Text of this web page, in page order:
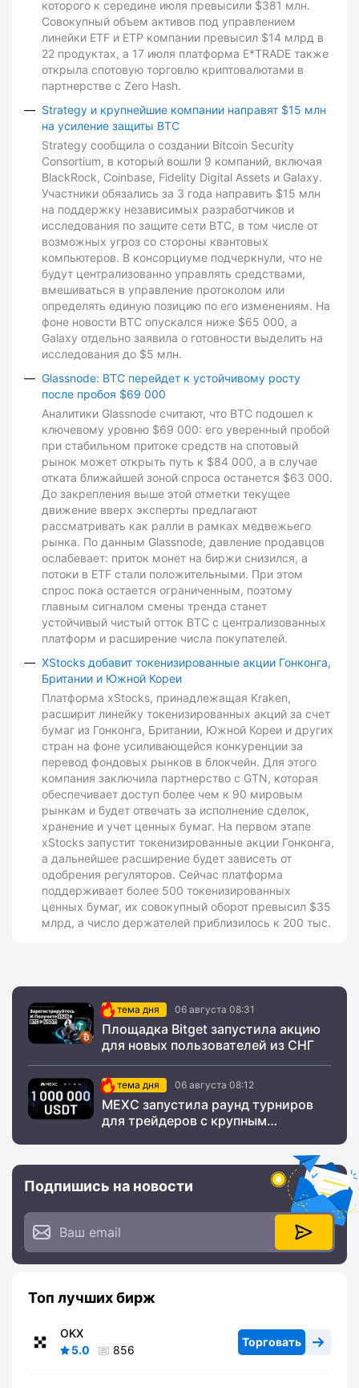
которого к середине июля превысили $381 млн.
Совокупный объем активов под управлением
линейки ETF и ETP компании превысил $14 млрд в
22 продуктах, а 17 июля платформа E*TRADE также
открыла спотовую торговлю криптовалютами в
партнерстве с Zero Hash.
Strategy и крупнейшие компании направят $15 млн
на усиление защиты BTC
Strategy сообщила о создании Bitcoin Security
Consortium, в который вошли 9 компаний, включая
BlackRock, Coinbase, Fidelity Digital Assets и Galaxy.
Участники обязались за 3 года направить $15 млн
на поддержку независимых разработчиков и
исследования по защите сети BTC, в том числе от
возможных угроз со стороны квантовых
компьютеров. В консорциуме подчеркнули, что не
будут централизованно управлять средствами,
вмешиваться в управление протоколом или
определять единую позицию по его изменениям. На
фоне новости BTC опускался ниже $65 000, а
Galaxy отдельно заявила о готовности выделить на
исследования до $5 млн.
Glassnode: BTC перейдет к устойчивому росту
после пробоя $69 000
Аналитики Glassnode считают, что BTC подошел к
ключевому уровню $69 000: его уверенный пробой
при стабильном притоке средств на спотовый
рынок может открыть путь к $84 000, а в случае
отката ближайшей зоной спроса останется $63 000.
До закрепления выше этой отметки текущее
движение вверх эксперты предлагают
рассматривать как ралли в рамках медвежьего
рынка. По данным Glassnode, давление продавцов
ослабевает: приток монет на биржи снизился, а
потоки в ETF стали положительными. При этом
спрос пока остается ограниченным, поэтому
главным сигналом смены тренда станет
устойчивый чистый отток BTC с централизованных
платформ и расширение числа покупателей.
XStocks добавит токенизированные акции Гонконга,
Британии и Южной Кореи
Платформа xStocks, принадлежащая Kraken,
расширит линейку токенизированных акций за счет
бумаг из Гонконга, Британии, Южной Кореи и других
стран на фоне усиливающейся конкуренции за
перевод фондовых рынков в блокчейн. Для этого
компания заключила партнерство с GTN, которая
обеспечивает доступ более чем к 90 мировым
рынкам и будет отвечать за исполнение сделок,
хранение и учет ценных бумаг. На первом этапе
xStocks запустит токенизированные акции Гонконга,
а дальнейшее расширение будет зависеть от
одобрения регуляторов. Сейчас платформа
поддерживает более 500 токенизированных
ценных бумаг, их совокупный оборот превысил $35
млрд, а число держателей приблизилось к 200 тыс.
тема дня 06 августа 08:31
Площадка Bitget запустила акцию
для новых пользователей из СНГ
тема дня 06 августа 08:12
MEXC запустила раунд турниров
для трейдеров с крупным
Подпишись на новости
Топ лучших бирж
OKX
5.0
856
Торговать